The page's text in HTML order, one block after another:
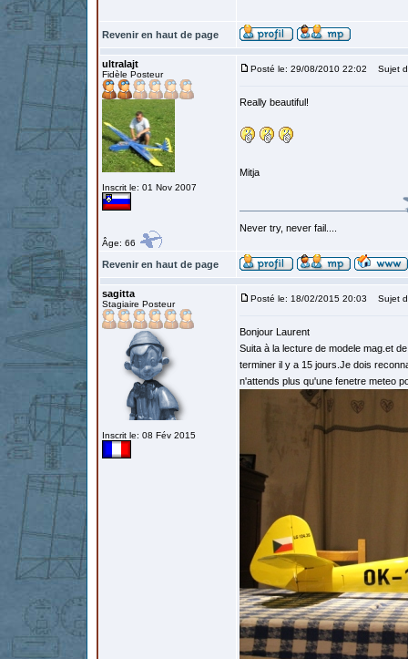
Revenir en haut de page
ultralajt
Fidèle Posteur
Inscrit le: 01 Nov 2007
Âge: 66
Posté le: 29/08/2010 22:02 Sujet
Really beautiful!
Mitja
Never try, never fail....
Revenir en haut de page
sagitta
Stagiaire Posteur
Inscrit le: 08 Fév 2015
Posté le: 18/02/2015 20:03 Sujet
Bonjour Laurent
Suita à la lecture de modele mag.et
terminer il y a 15 jours.Je dois
n'attends plus qu'une fenetre meteo